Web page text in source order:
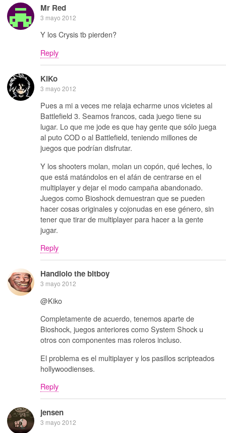
Mr Red
3 mayo 2012
Y los Crysis tb pierden?
Reply
KiKo
3 mayo 2012
Pues a mi a veces me relaja echarme unos vicietes al
Battlefield 3. Seamos francos, cada juego tiene su
lugar. Lo que me jode es que hay gente que sólo juega
al puto COD o al Battlefield, teniendo millones de
juegos que podrían disfrutar.
Y los shooters molan, molan un copón, qué leches, lo
que está matándolos en el afán de centrarse en el
multiplayer y dejar el modo campaña abandonado.
Juegos como Bioshock demuestran que se pueden
hacer cosas originales y cojonudas en ese género, sin
tener que tirar de multiplayer para hacer a la gente
jugar.
Reply
Handlolo the bitboy
3 mayo 2012
@Kiko
Completamente de acuerdo, tenemos aparte de
Bioshock, juegos anteriores como System Shock u
otros con componentes mas roleros incluso.
El problema es el multiplayer y los pasillos scripteados
hollywoodienses.
Reply
jensen
3 mayo 2012